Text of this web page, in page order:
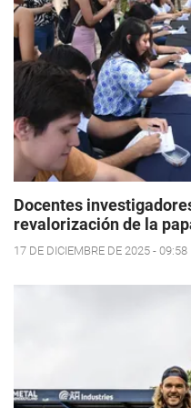
Docentes
revalorización de la
17 DE DICIEMBRE DE 2025 - 09:58